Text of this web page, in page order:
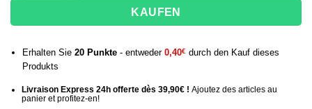
KAUFEN
Erhalten Sie 20Punkte- entweder 0,40€ durch den Kauf dieses
Produkts
Livraison Express 24h offerte dès 39,90€ ! Ajoutez des articles au
panier et profitez-en!